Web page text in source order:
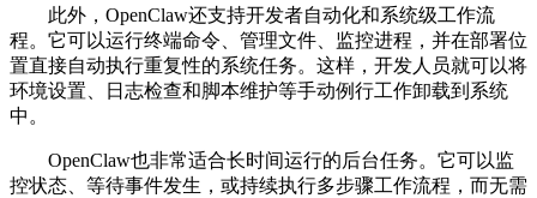
此外，OpenClaw还支持开发者自动化和系统级工作流
程。它可以运行终端命令、管理文件、监控进程，并在部署位
置直接自动执行重复性的系统任务。这样，开发人员就可以将
环境设置、日志检查和脚本维护等手动例行工作卸载到系统
中。
OpenClaw也非常适合长时间运行的后台任务。它可以监
控状态、等待事件发生，或持续执行多步骤工作流程，而无需